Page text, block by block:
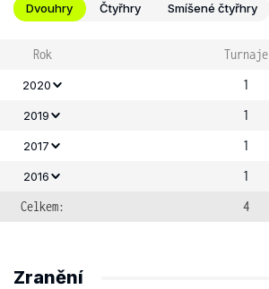
Dvouhry Čtyřhry Smíšené čtyřhry
Rok Turnaje
2020 1
2019 1
2017 1
2016
1
Celkem:
4
Zranění